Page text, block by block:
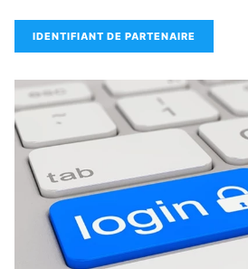
IDENTIFIANT DE PARTENAIRE